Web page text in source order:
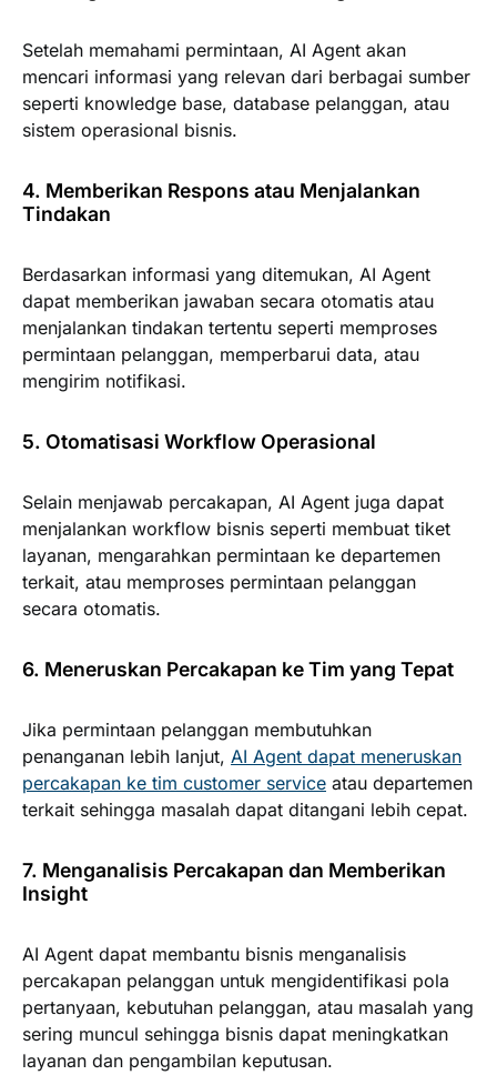
Setelah memahami permintaan, AI Agent akan
mencari informasi yang relevan dari berbagai sumber
seperti knowledge base, database pelanggan, atau
sistem operasional bisnis.
4. Memberikan Respons atau Menjalankan
Tindakan
Berdasarkan informasi yang ditemukan, AI Agent
dapat memberikan jawaban secara otomatis atau
menjalankan tindakan tertentu seperti memproses
permintaan pelanggan, memperbarui data, atau
mengirim notifikasi.
5. Otomatisasi Workflow Operasional
Selain menjawab percakapan, AI Agent juga dapat
menjalankan workflow bisnis seperti membuat tiket
layanan, mengarahkan permintaan ke departemen
terkait, atau memproses permintaan pelanggan
secara otomatis.
6. Meneruskan Percakapan ke Tim yang Tepat
Jika permintaan pelanggan membutuhkan
penanganan lebih lanjut, AI Agent dapat meneruskan
percakapan ke tim customer service atau departemen
terkait sehingga masalah dapat ditangani lebih cepat.
7. Menganalisis Percakapan dan Memberikan
Insight
AI Agent dapat membantu bisnis menganalisis
percakapan pelanggan untuk mengidentifikasi pola
pertanyaan, kebutuhan pelanggan, atau masalah yang
sering muncul sehingga bisnis dapat meningkatkan
layanan dan pengambilan keputusan.